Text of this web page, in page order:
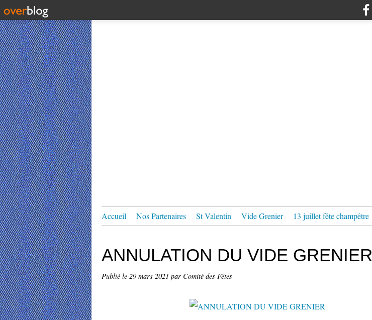
Accueil Nos Partenaires St Valentin Vide Grenier 13 juillet fête champêtre
ANNULATION DU VIDE GRENIER
Publié le 29 mars 2021 par Comité des Fêtes